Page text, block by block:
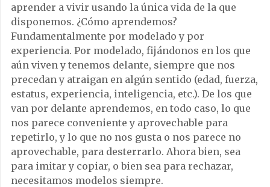
aprender a vivir usando la única vida de la que
disponemos. ¿Cómo aprendemos?
Fundamentalmente por modelado y por
experiencia. Por modelado, fijándonos en los que
aún viven y tenemos delante, siempre que nos
precedan y atraigan en algún sentido (edad, fuerza,
estatus, experiencia, inteligencia, etc.). De los que
van por delante aprendemos, en todo caso, lo que
nos parece conveniente y aprovechable para
repetirlo, y lo que no nos gusta o nos parece no
aprovechable, para desterrarlo. Ahora bien, sea
para imitar y copiar, o bien sea para rechazar,
necesitamos modelos siempre.